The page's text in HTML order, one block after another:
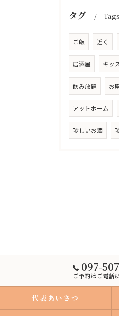
タグ Tags
ご飯 近く
居酒屋 キッ
飲み放題 お
アットホーム
珍しいお酒
097-
ご予約はご電話
代表あいさつ